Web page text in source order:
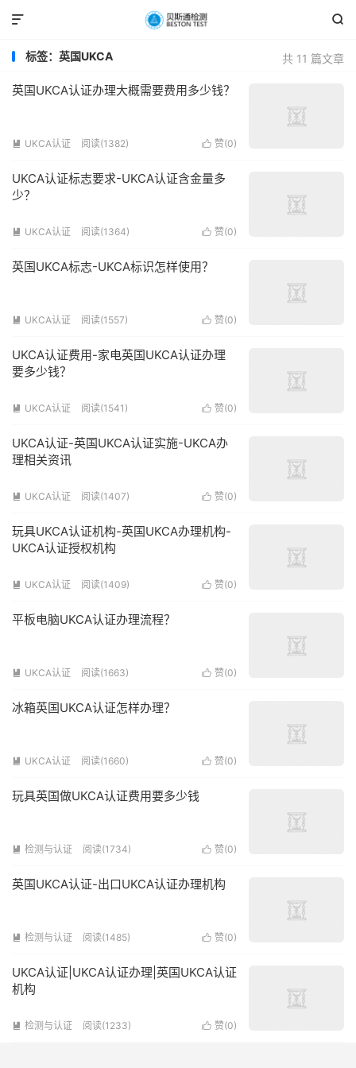


共 11 篇文章
标签：英国UKCA
英国UKCA认证办理大概需要费用多少钱？
 赞(0)
 UKCA认证 阅读(1382)
UKCA认证标志要求-UKCA认证含金量多
少？
 赞(0)
 UKCA认证 阅读(1364)
英国UKCA标志-UKCA标识怎样使用？
 赞(0)
 UKCA认证 阅读(1557)
UKCA认证费用-家电英国UKCA认证办理
要多少钱？
 赞(0)
 UKCA认证 阅读(1541)
UKCA认证-英国UKCA认证实施-UKCA办
理相关资讯
 赞(0)
 UKCA认证 阅读(1407)
玩具UKCA认证机构-英国UKCA办理机构-
UKCA认证授权机构
 赞(0)
 UKCA认证 阅读(1409)
平板电脑UKCA认证办理流程？
 赞(0)
 UKCA认证 阅读(1663)
冰箱英国UKCA认证怎样办理？
 赞(0)
 UKCA认证 阅读(1660)
玩具英国做UKCA认证费用要多少钱
 赞(0)
 检测与认证 阅读(1734)
英国UKCA认证-出口UKCA认证办理机构
 赞(0)
 检测与认证 阅读(1485)
UKCA认证|UKCA认证办理|英国UKCA认证
机构
 赞(0)
 检测与认证 阅读(1233)